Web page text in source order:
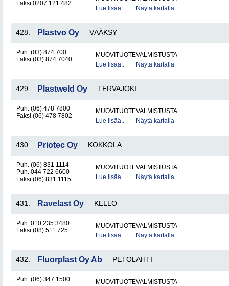
Faksi 0207 121 482
Lue lisää..
Näytä kartalla
428. Plastvo Oy VÄÄKSY
Puh. (03) 874 700
Faksi (03) 874 7040
MUOVITUOTEVALMISTUSTA
Lue lisää..
Näytä kartalla
429. Plastweld Oy TERVAJOKI
Puh. (06) 478 7800
Faksi (06) 478 7802
MUOVITUOTEVALMISTUSTA
Lue lisää..
Näytä kartalla
430. Priotec Oy KOKKOLA
Puh. (06) 831 1114
Puh. 044 722 6600
Faksi (06) 831 1115
MUOVITUOTEVALMISTUSTA
Lue lisää..
Näytä kartalla
431. Ravelast Oy KELLO
Puh. 010 235 3480
Faksi (08) 511 725
MUOVITUOTEVALMISTUSTA
Lue lisää..
Näytä kartalla
432. Fluorplast Oy Ab PETOLAHTI
Puh. (06) 347 1500
MUOVITUOTEVALMISTUSTA